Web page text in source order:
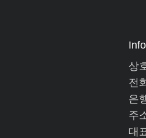
Info
상
전
은
주
대